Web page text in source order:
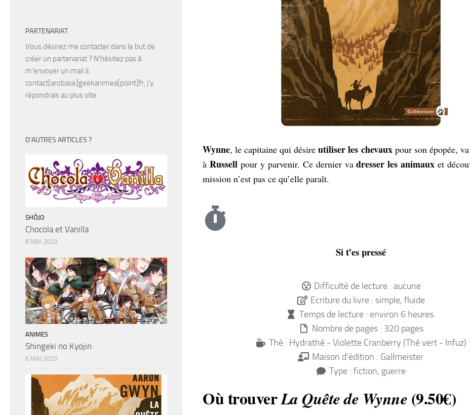
Wynne, le capitaine qui désireutiliser les chevauxpour son épopée,
à Russellpour y parvenir. Ce dernier vadresser les animaux et
mission n’est pas ce qu’elle paraît.
Si t’es pressé
Difficulté de lecture : aucune
Ecriture du livre : simple, fluide
Temps de lecture : environ 6 heures.
Nombre de pages : 320 pages
Thé : Hydrathé - Violette Cranberry (Thé vert - Infuz)
Maison d'édition : Gallmeister
Type : fiction, guerre
Où trouverLa Quête de Wynne (9.50€)
PARTENARIAT
Vous désirez me contacter dans le but de
créer un partenariat ? N’hésitez pas à
m’envoyer un mail à
contact[arobase]geekanimea[point]fr, j’y
répondrais au plus vite.
D’AUTRES ARTICLES ?
SHÔJO
Chocola et Vanilla
8 MAI 2020
ANIMES
Shingeki no Kyojin
6 MAI 2020